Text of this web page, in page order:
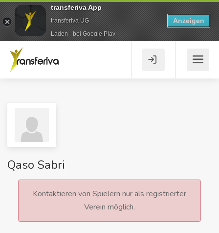
Qaso Sabri
Kontaktieren von Spielern nur als registrierter
Verein möglich.
transferiva App
transferiva UG
Laden - bei Google Play
Anzeigen